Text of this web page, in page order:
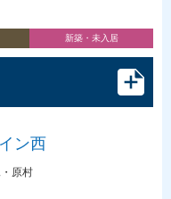
新築・未入居
ン西
原村